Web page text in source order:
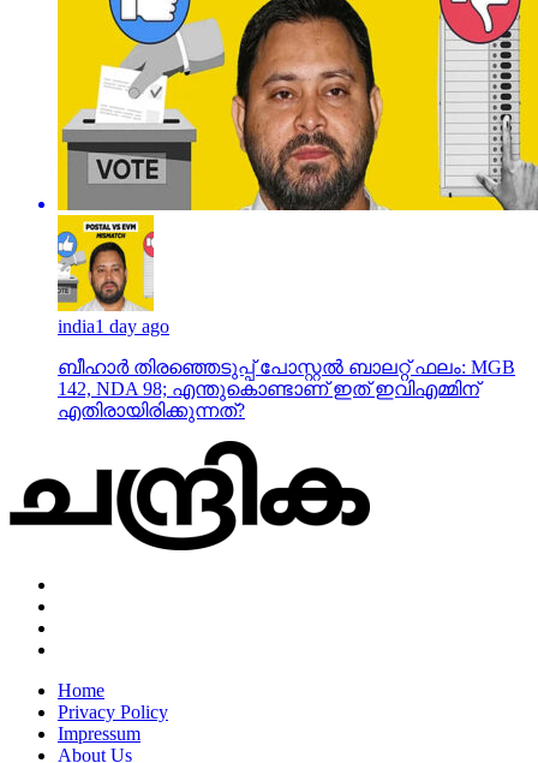
india1 day ago
ബീഹാർ തിരഞ്ഞെടുപ്പ് പോസ്റ്റൽ ബാലറ്റ് ഫലം: MGB
142, NDA 98; എന്തുകൊണ്ടാണ് ഇത് ഇവിഎമ്മിന്
എതിരായിരിക്കുന്നത്?
Home
Privacy Policy
Impressum
About Us